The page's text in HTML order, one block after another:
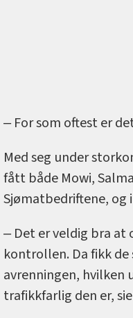
‒ For som oftest er
Med seg under
fått både Mowi,
Sjømatbedriftene,
‒ Det er veldig bra
kontrollen. Da fikk de
avrenningen, hvilken
trafikkfarlig den er,